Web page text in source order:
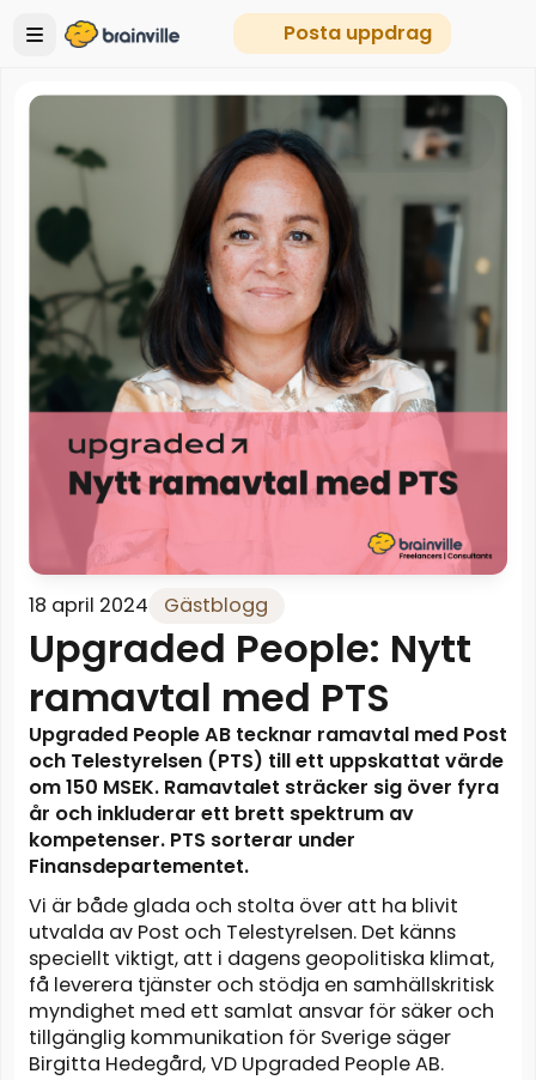
Posta uppdrag
18 april 2024 Gästblogg
Upgraded People: Nytt
ramavtal med PTS
Upgraded People AB tecknar ramavtal med Post
och Telestyrelsen (PTS) till ett uppskattat värde
om 150 MSEK. Ramavtalet sträcker sig över fyra
år och inkluderar ett brett spektrum av
kompetenser. PTS sorterar under
Finansdepartementet.
Vi är både glada och stolta över att ha blivit
utvalda av Post och Telestyrelsen. Det känns
speciellt viktigt, att i dagens geopolitiska klimat,
få leverera tjänster och stödja en samhällskritisk
myndighet med ett samlat ansvar för säker och
tillgänglig kommunikation för Sverige säger
Birgitta Hedegård, VD Upgraded People AB.